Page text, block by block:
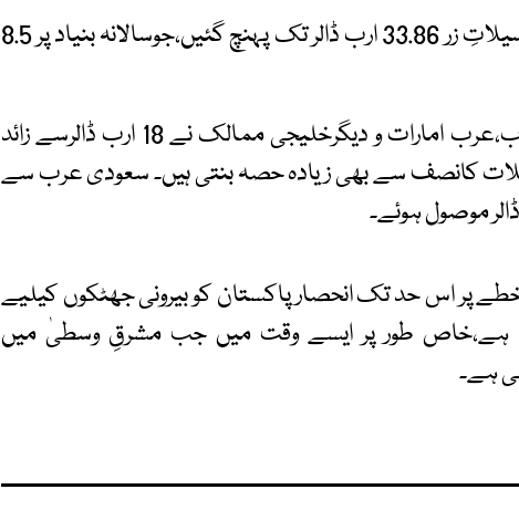
مالی سال کے پہلے 10 ماہ میں ترسیلاتِ زر 33.86 ارب ڈالر تک پہنچ گئیں،جوسالانہ بنیاد پر 8.5
اعدادوشمارکے مطابق سعودی عرب،عرب امارات و دیگرخلیجی ممالک نے 18 ارب ڈالرسے زائد
کانصف سے بھی زیادہ حصہ بنتی ہیں۔ سعودی عرب سے
پر اس حد تک انحصار پاکستان کو بیرونی جھٹکوں کیلیے
ہے،خاص طور پر ایسے وقت میں جب مشرقِ وسطیٰ میں
ہے۔